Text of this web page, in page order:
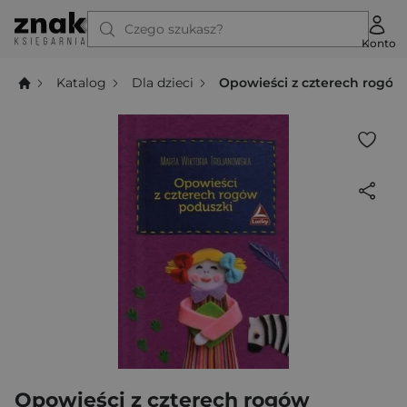
Czego szukasz?
Konto
Katalog Dla dzieci Opowieści z czterech
Opowieści z czterech rogów